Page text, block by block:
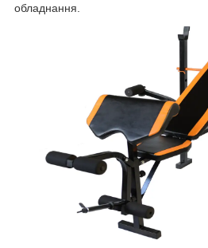
обладнання.